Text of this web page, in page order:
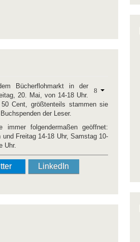
Bücherflohmarkt in der
20. Mai, von 14-18 Uhr.
Cent, größtenteils stammen sie
der Leser.
folgendermaßen geöffnet:
Freitag 14-18 Uhr, Samstag 10-
Uhr.
LinkedIn